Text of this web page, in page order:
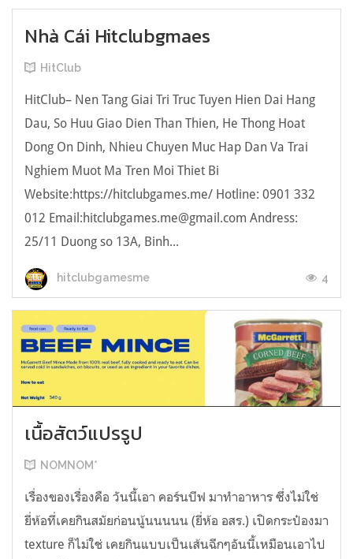
Nhà Cái Hitclubgmaes
HitClub
HitClub– Nen Tang Giai Tri Truc Tuyen Hien Dai Hang
Dau, So Huu Giao Dien Than Thien, He Thong Hoat
Dong On Dinh, Nhieu Chuyen Muc Hap Dan Va Trai
Nghiem Muot Ma Tren Moi Thiet Bi
Website:https://hitclubgames.me/ Hotline: 0901 332
012 Email:hitclubgames.me@gmail.com Andress:
25/11 Duong so 13A, Binh...
hitclubgamesme 4
เนื้อสัตว์แปรรูป
NOMNOM*
เรื่องของเรื่องคือ วันนี้เอา คอร์นบีฟ มาทำอาหาร ซึ่งไม่ใช่
ยี่ห้อที่เคยกินสมัยก่อนนู้นนนนน (ยี่ห้อ อสร.) เปิดกระป๋องมา
texture ก็ไม่ใช่ เคยกินแบบเป็นเส้นฉีกๆอันนี้เหมือนเอาไป